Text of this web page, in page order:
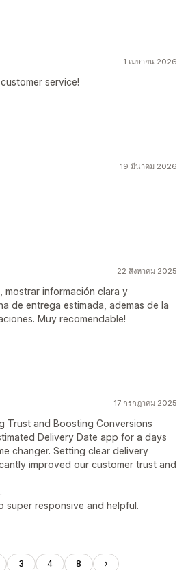
1 เมษายน 2026
service!
19 มีนาคม 2026
22 สิงหาคม 2025
mostrar información clara y
de entrega estimada, ademas de la
Muy recomendable!
17 กรกฎาคม 2025
Trust and Boosting Conversions
Delivery Date app for a days
changer. Setting clear delivery
improved our customer trust and
super responsive and helpful.
3 4 8